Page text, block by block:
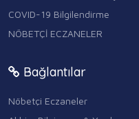
COVID-19 Bilgilendirme
NÖBETÇİ ECZANELER
Bağlantılar
Nöbetçi Eczaneler